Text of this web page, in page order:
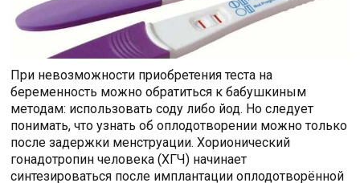
При невозможности приобретения теста на
беременность можно обратиться к бабушкиным
методам: использовать соду либо йод. Но следует
понимать, что узнать об оплодотворении можно только
после задержки менструации. Хорионический
гонадотропин человека (ХГЧ) начинает
синтезироваться после имплантации оплодотворённой